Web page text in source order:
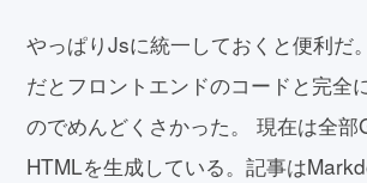
やっぱりJsに統一しておくと便利だ
だとフロントエンドのコードと完全
のでめんどくさかった。 現在は全部
HTMLを生成している。記事は